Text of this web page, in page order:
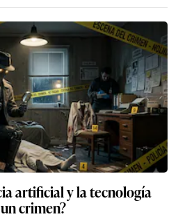
artificial y la tecnología
crimen?